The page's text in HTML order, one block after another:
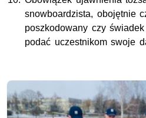
snowboardzista, obojętnie
poszkodowany czy
podać uczestnikom swoje